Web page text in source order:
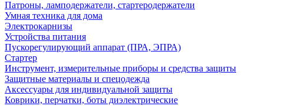
Патроны, ламподержатели, стартеродержатели
Умная техника для дома
Электрокарнизы
Устройства питания
Пускорегулирующий аппарат (ПРА, ЭПРА)
Стартер
Инструмент, измерительные приборы и средства защиты
Защитные материалы и спецодежда
Аксессуары для индивидуальной защиты
Коврики, перчатки, боты диэлектрические